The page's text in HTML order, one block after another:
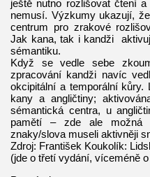
ještě nutno rozlišovat čtení
nemusí. Výzkumy ukazují,
centrum pro zrakové
Jak kana, tak i kandži
sémantiku.
Když se vedle sebe
zpracování kandži navíc
okcipitální a temporální
kany a angličtiny;
sémantická centra, u
pamětí – zde ale možná
znaky/slova museli aktivněji
Zdroj: František Koukolík:
(jde o třetí vydání, víceméně